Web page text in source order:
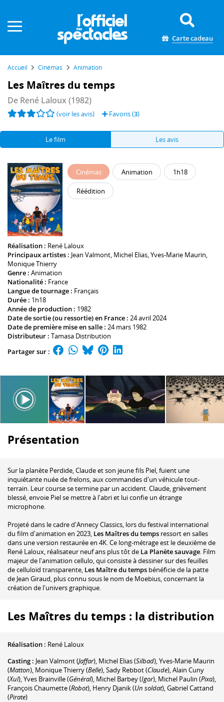
Carte cadeau
Accueil Cinémas Animation
Les Maîtres du temps
De René Laloux(1982)
(voir les avis) Favoris (3)
Le film Les avis
Cinémas Animation 1h18
Réédition
Réalisation : René Laloux
Principaux artistes : Jean Valmont, Michel Elias,Yves-Marie Maurin,
Monique Thierry
Genre : Animation
Nationalité : France
Langue de tournage : Français
Durée : 1h18
Année de production : 1982
Date de sortie (ou ressortie) en France : 24 avril 2024
Date de première mise en salle : 24 mars 1982
Distributeur : Tamasa Distribution
Partager sur :
Présentation
Sur la planète Perdide, Claude et son jeune fils Piel, fuient une
inquiétante nuée de frelons, aux commandes d'un véhicule tout-
terrain. Leur course se termine par un accident. Claude, grièvement
blessé, envoie Piel se mettre à l'abri et lui confie un étrange
microphone.
Projeté dans le cadre d'Annecy Classics, lors du festival international
du film d'animation en 2023, Les Maîtres du temps ressort en salles
dans une version restaurée en 4K. Ce long-métrage est le deuxième de
René Laloux, réalisateur neuf ans plus tôt de La Planète sauvage. Film
majeur de l'animation cellulo, qui consiste à dessiner sur des feuilles
de celluloïd transparente, Les Maître du temps bénéficie de la patte
de Jean Giraud, plus connu sous le nom de Moebius, concernant la
création de l'univers graphique.
Les Maîtres du temps : la distribution
Réalisation : René Laloux
Casting : Jean Valmont(Jaffar), Michel Elias(Silbad),Yves-Marie Maurin
(Matton), Monique Thierry(Belle),Sady Rebbot(Claude),Alain Cuny
(Xul),Yves Brainville(Général), Michel Barbey(Igor), Michel Paulin (Pixa),
François Chaumette(Robot), Henry Djanik(Un soldat),Gabriel Cattand
(Pirate)